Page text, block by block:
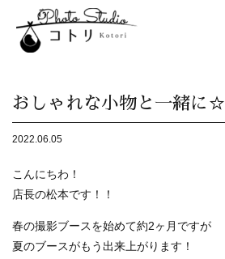
おしゃれな小物と一緒に☆
2022.06.05
こんにちわ！
店長の松本です！！
春の撮影ブースを始めて約2ヶ月ですが
夏のブースがもう出来上がります！